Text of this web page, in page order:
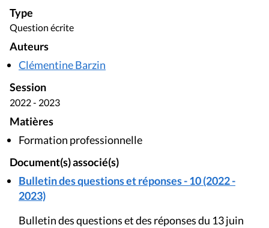
Type
Question écrite
Auteurs
Clémentine Barzin
Session
2022 - 2023
Matières
Formation professionnelle
Document(s) associé(s)
Bulletin des questions et réponses - 10 (2022 -
2023)
Bulletin des questions et des réponses du 13 juin